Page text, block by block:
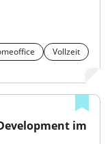
Vollzeit
im